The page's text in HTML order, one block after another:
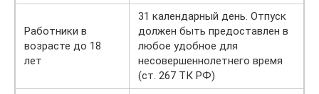
Работники в
возрасте до 18
лет
31 календарный день. Отпуск
должен быть предоставлен в
любое удобное для
несовершеннолетнего время
(ст. 267 ТК РФ)